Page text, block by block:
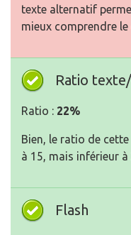
texte alternatif
mieux comprendre
Ratio
Ratio : 22%
Bien, le ratio de
à 15, mais inférieur
Flash